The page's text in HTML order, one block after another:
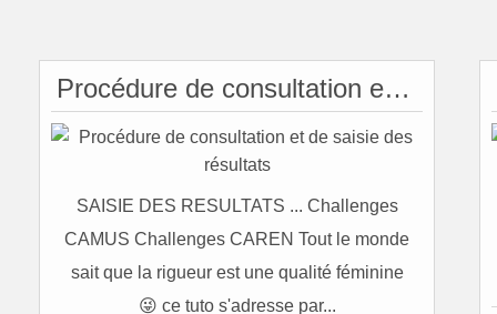
Procédure de consultation et de saisie des résultats
SAISIE DES RESULTATS ... Challenges
CAMUS Challenges CAREN Tout le monde
sait que la rigueur est une qualité féminine
😜 ce tuto s'adresse par...